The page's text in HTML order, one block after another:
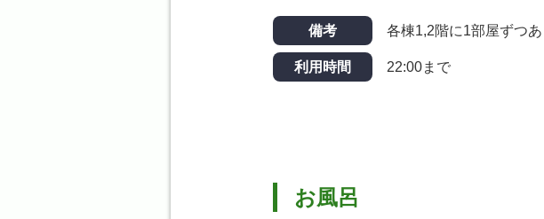
備考 各棟1,2階に1部屋ずつあ
利用時間 22:00まで
お風呂